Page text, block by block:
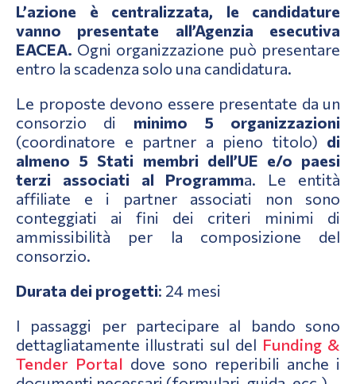
L’azione è centralizzata, le candidature
vanno presentate all’Agenzia esecutiva
EACEA. Ogni organizzazione può presentare
entro la scadenza solo una candidatura.
Le proposte devono essere presentate da un
consorzio di minimo 5 organizzazioni
(coordinatore e partner a pieno titolo) di
almeno 5 Stati membri dell’UE e/o paesi
terzi associati al Programma. Le entità
affiliate e i partner associati non sono
conteggiati ai fini dei criteri minimi di
ammissibilità per la composizione del
consorzio.
Durata dei progetti: 24 mesi
I passaggi per partecipare al bando sono
dettagliatamente illustrati sul del Funding &
Tender Portal dove sono reperibili anche i